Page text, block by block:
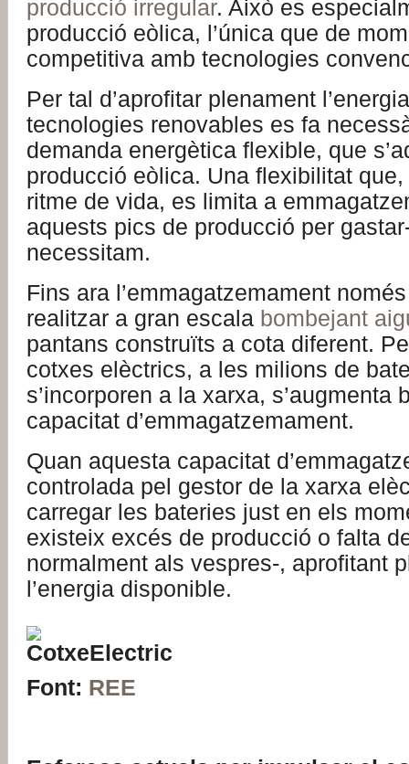
producció irregular. Això es
producció eòlica, l’única que de
competitiva amb tecnologies
Per tal d’aprofitar plenament
tecnologies renovables es fa
demanda energètica flexible, que
producció eòlica. Una flexibilitat
ritme de vida, es limita a
aquests pics de producció per
necessitam.
Fins ara l’emmagatzemament
realitzar a gran escala bombejant
pantans construïts a cota diferent.
cotxes elèctrics, a les milions de
s’incorporen a la xarxa, s’augmenta
capacitat d’emmagatzemament.
Quan aquesta capacitat
controlada pel gestor de la xarxa
carregar les bateries just en els
existeix excés de producció o falta
normalment als vespres-, aprofitant
l’energia disponible.
Font: REE